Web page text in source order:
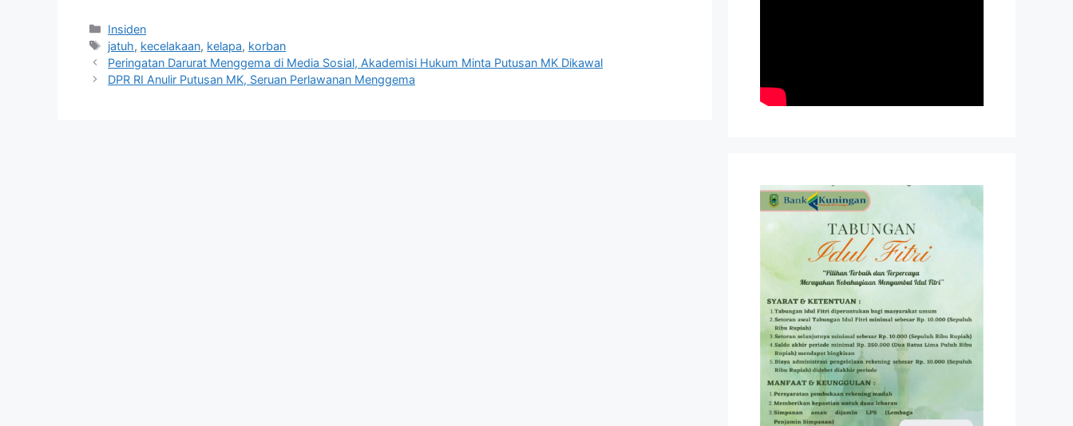
Kategori
Insiden
Tag
jatuh, kecelakaan, kelapa, korban
Peringatan Darurat Menggema di Media Sosial, Akademisi Hukum Minta Putusan MK Dikawal
DPR RI Anulir Putusan MK, Seruan Perlawanan Menggema